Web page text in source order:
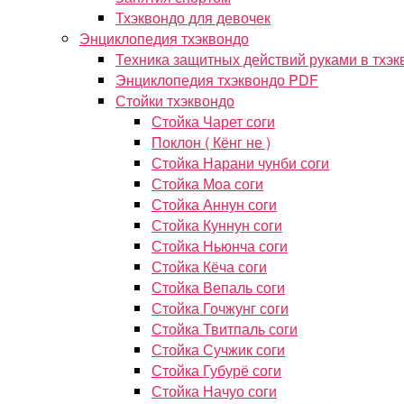
Тхэквондо для девочек
Энциклопедия тхэквондо
Техника защитных действий руками в
Энциклопедия тхэквондо PDF
Стойки тхэквондо
Стойка Чарет соги
Поклон ( Кёнг не )
Стойка Нарани чунби соги
Стойка Моа соги
Стойка Аннун соги
Стойка Куннун соги
Стойка Ньюнча соги
Стойка Кёча соги
Стойка Вепаль соги
Стойка Гочжунг соги
Стойка Твитпаль соги
Стойка Сучжик соги
Стойка Губурё соги
Стойка Начуо соги